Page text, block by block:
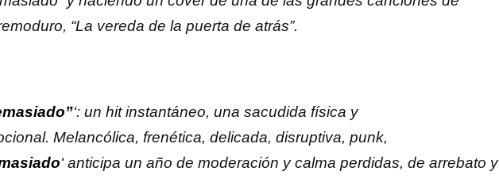
“La vereda de la puerta de atrás”.
‘: un hit instantáneo, una sacudida física y
Melancólica, frenética, delicada, disruptiva, punk,
‘ anticipa un año de moderación y calma perdidas, de arrebato y